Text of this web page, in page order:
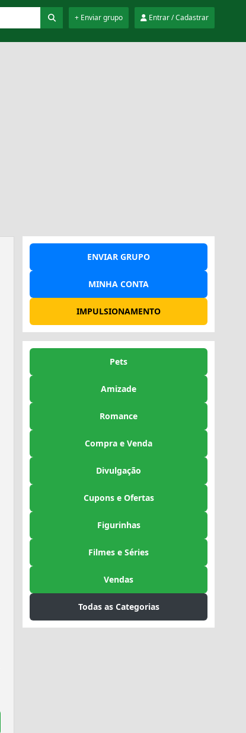
Entrar / Cadastrar
+ Enviar grupo
ENVIAR GRUPO
MINHA CONTA
IMPULSIONAMENTO
Pets
Amizade
Romance
Compra e Venda
Divulgação
Cupons e Ofertas
Figurinhas
Filmes e Séries
Vendas
Todas as Categorias